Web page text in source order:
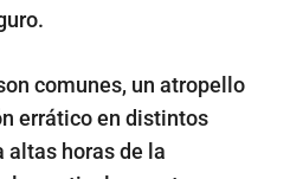
comunes, un atropello
errático en distintos
altas horas de la